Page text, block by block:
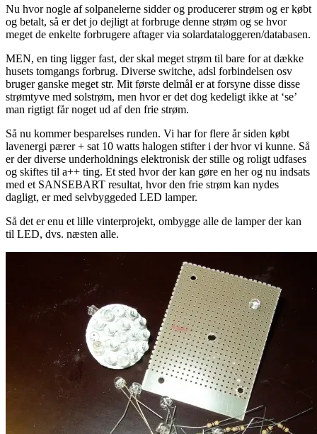
Nu hvor nogle af solpanelerne sidder og producerer strøm og er købt
og betalt, så er det jo dejligt at forbruge denne strøm og se hvor
meget de enkelte forbrugere aftager via solardataloggeren/databasen.
MEN, en ting ligger fast, der skal meget strøm til bare for at dække
husets tomgangs forbrug. Diverse switche, adsl forbindelsen osv
bruger ganske meget str. Mit første delmål er at forsyne disse disse
strømtyve med solstrøm, men hvor er det dog kedeligt ikke at ‘se’
man rigtigt får noget ud af den frie strøm.
Så nu kommer besparelses runden. Vi har for flere år siden købt
lavenergi pærer + sat 10 watts halogen stifter i der hvor vi kunne. Så
er der diverse underholdnings elektronisk der stille og roligt udfases
og skiftes til a++ ting. Et sted hvor der kan gøre en her og nu indsats
med et SANSEBART resultat, hvor den frie strøm kan nydes
dagligt, er med selvbyggeded LED lamper.
Så det er enu et lille vinterprojekt, ombygge alle de lamper der kan
til LED, dvs. næsten alle.